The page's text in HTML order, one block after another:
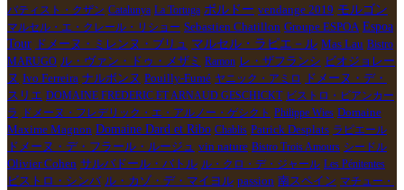
リして凹凸があるメリハリを感じるスカット したヌーヴォ
ーになりそう。まだ、醸造中なのでハッキリはいえない。で
もダミアン・スタイルのクッキリしたヌーヴォーになりそ
う。ダミアン・コクレ・ヌーヴォーは買いですよ！ ボジョ
レのビストロでの人気者 ダミアン・コクレ Bistrot Atelier
＊ ビストロ・アトリエ 収穫の後は皆でビストロへ。ライ
ダー仲間が集まってくる。 モルゴンには醸造家が集まるビ
ストロが何軒かある。 チョット前までは、マルセル・ラピ
エール、ジャン・フォワラール、プティ・マックスなど一世
代前の自然派の大御所がよく顔を出していたビストロ
バティスト・クザン Catalunya La Tortuga ボルドー vendange 2019 モルゴン
マルセル・エ・クレール・リショー Sebastien Chatillon Groupe ESPOA Espoa
Tour ドメーヌ・ミレンヌ・ブリュ マルセル・ラピエ－ル Mas Lau Bistro
MARUGO ル・ヴァン・ドゥ・メザミ Ramon レ・ザフランシ ビオジョレー
ヌ Ivo Ferreira ナルボンヌ Pouilly-Fumé ヤニック・アミロ
ドメーヌ・デ・
スリエ DOMAINE FREDERIC ET ARNAUD GESCHICKT ビストロ・ビアンカー
ラ
ドメーヌ・フレデリック・エ・アルノー・ゲシクト Philippe Wies Domaine
Maxime Magnon Domaine Dard et Ribo Chablis Patrick Desplats ラピエール
ドメーヌ・デ・フラール・ルージュ vin nature Bistro Trois Amours シードル
Olivier Cohen サルバドール・バトル ル・クロ・デ・ジャール Les Pénitentes
ビストロ・シンバ ル・カゾ・デ・マイヨル passion 南スペイン マチュー・